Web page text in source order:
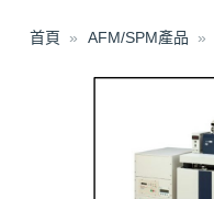
首頁 AFM/SPM產品